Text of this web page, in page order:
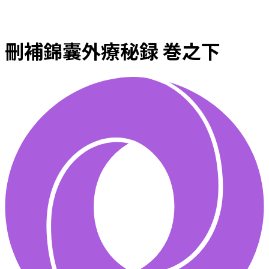
刪補錦囊外療秘録 巻之下